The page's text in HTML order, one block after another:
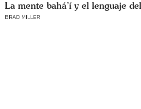
La mente bahá’í y el lenguaje
BRAD MILLER